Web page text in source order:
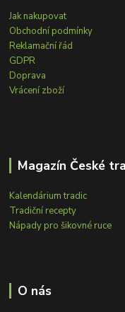
Jak nakupovat
Obchodní podmínky
Reklamační řád
GDPR
Doprava
Vrácení zboží
Magazín České
Kalendárium tradic
Tradiční recepty
Nápady pro šikovné ruce
O nás